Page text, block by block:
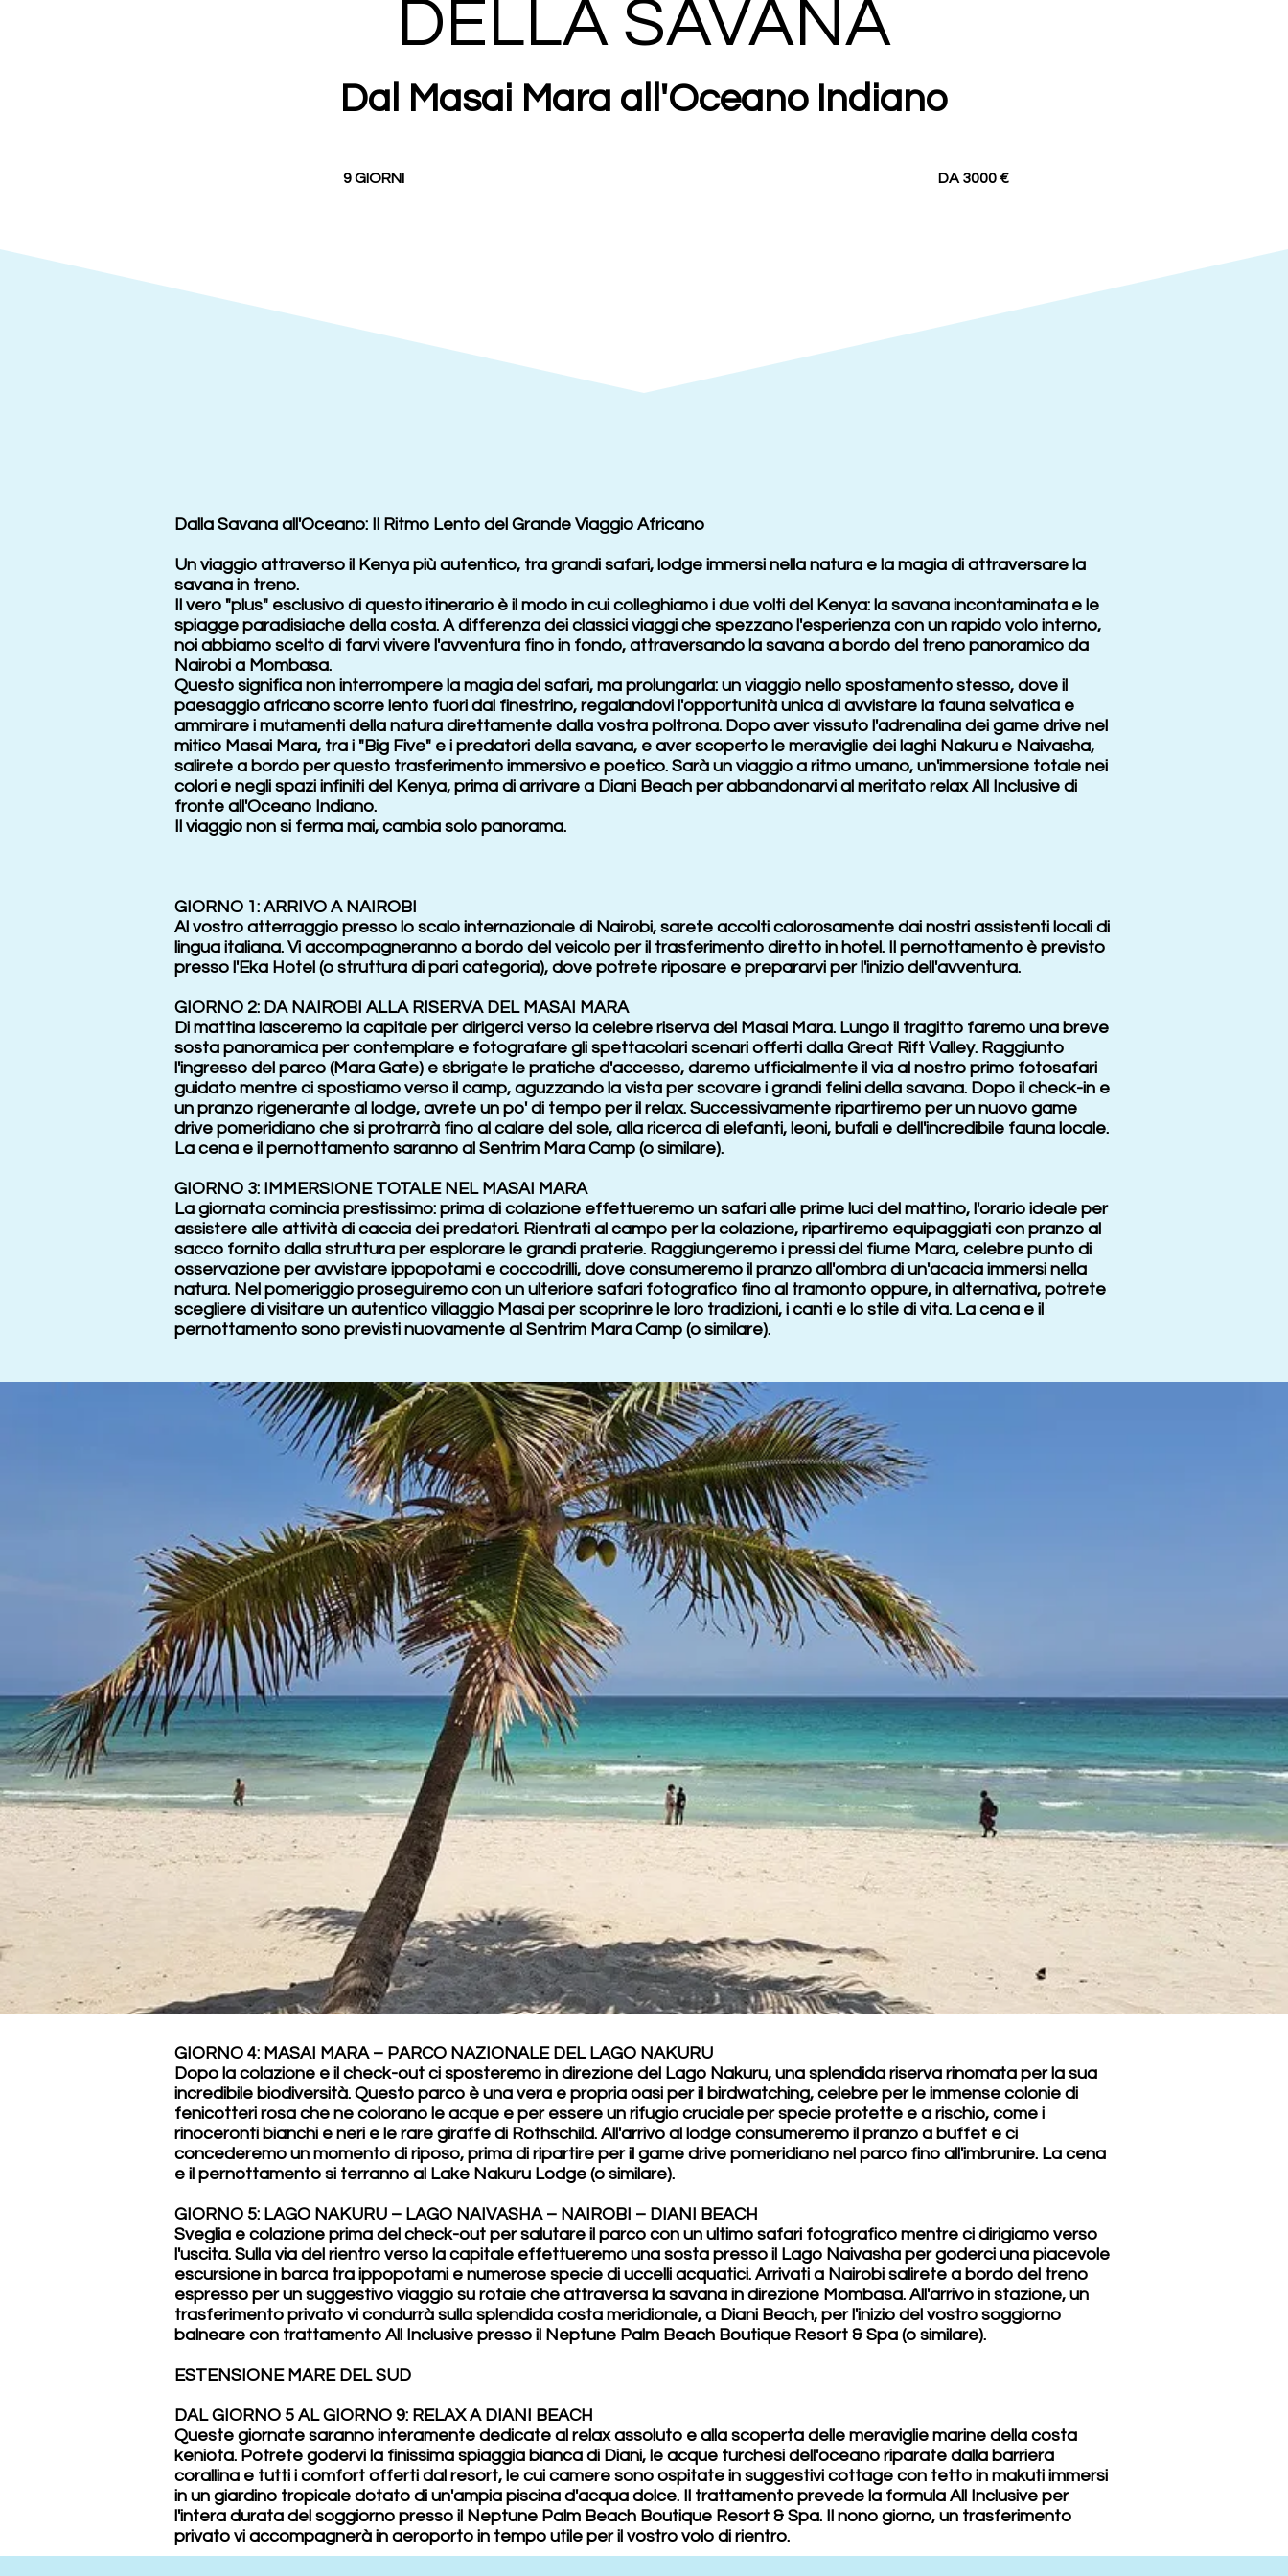
DELLA SAVANA
Dal Masai Mara all'Oceano Indiano
9 GIORNI DA 3000 €
Dalla Savana all'Oceano: Il Ritmo Lento del Grande Viaggio Africano
Un viaggio attraverso il Kenya più autentico, tra grandi safari, lodge immersi nella natura e la magia di attraversare la
savana in treno.
Il vero "plus" esclusivo di questo itinerario è il modo in cui colleghiamo i due volti del Kenya: la savana incontaminata e le
spiagge paradisiache della costa. A differenza dei classici viaggi che spezzano l'esperienza con un rapido volo interno,
noi abbiamo scelto di farvi vivere l'avventura fino in fondo, attraversando la savana a bordo del treno panoramico da
Nairobi a Mombasa.
Questo significa non interrompere la magia del safari, ma prolungarla: un viaggio nello spostamento stesso, dove il
paesaggio africano scorre lento fuori dal finestrino, regalandovi l'opportunità unica di avvistare la fauna selvatica e
ammirare i mutamenti della natura direttamente dalla vostra poltrona. Dopo aver vissuto l'adrenalina dei game drive nel
mitico Masai Mara, tra i "Big Five" e i predatori della savana, e aver scoperto le meraviglie dei laghi Nakuru e Naivasha,
salirete a bordo per questo trasferimento immersivo e poetico. Sarà un viaggio a ritmo umano, un'immersione totale nei
colori e negli spazi infiniti del Kenya, prima di arrivare a Diani Beach per abbandonarvi al meritato relax All Inclusive di
fronte all'Oceano Indiano.
Il viaggio non si ferma mai, cambia solo panorama.
GIORNO 1: ARRIVO A NAIROBI
Al vostro atterraggio presso lo scalo internazionale di Nairobi, sarete accolti calorosamente dai nostri assistenti locali di
lingua italiana. Vi accompagneranno a bordo del veicolo per il trasferimento diretto in hotel. Il pernottamento è previsto
presso l'Eka Hotel (o struttura di pari categoria), dove potrete riposare e prepararvi per l'inizio dell'avventura.
GIORNO 2: DA NAIROBI ALLA RISERVA DEL MASAI MARA
Di mattina lasceremo la capitale per dirigerci verso la celebre riserva del Masai Mara. Lungo il tragitto faremo una breve
sosta panoramica per contemplare e fotografare gli spettacolari scenari offerti dalla Great Rift Valley. Raggiunto
l'ingresso del parco (Mara Gate) e sbrigate le pratiche d'accesso, daremo ufficialmente il via al nostro primo fotosafari
guidato mentre ci spostiamo verso il camp, aguzzando la vista per scovare i grandi felini della savana. Dopo il check-in e
un pranzo rigenerante al lodge, avrete un po' di tempo per il relax. Successivamente ripartiremo per un nuovo game
drive pomeridiano che si protrarrà fino al calare del sole, alla ricerca di elefanti, leoni, bufali e dell'incredibile fauna locale.
La cena e il pernottamento saranno al Sentrim Mara Camp (o similare).
GIORNO 3: IMMERSIONE TOTALE NEL MASAI MARA
La giornata comincia prestissimo: prima di colazione effettueremo un safari alle prime luci del mattino, l'orario ideale per
assistere alle attività di caccia dei predatori. Rientrati al campo per la colazione, ripartiremo equipaggiati con pranzo al
sacco fornito dalla struttura per esplorare le grandi praterie. Raggiungeremo i pressi del fiume Mara, celebre punto di
osservazione per avvistare ippopotami e coccodrilli, dove consumeremo il pranzo all'ombra di un'acacia immersi nella
natura. Nel pomeriggio proseguiremo con un ulteriore safari fotografico fino al tramonto oppure, in alternativa, potrete
scegliere di visitare un autentico villaggio Masai per scoprinre le loro tradizioni, i canti e lo stile di vita. La cena e il
pernottamento sono previsti nuovamente al Sentrim Mara Camp (o similare).
GIORNO 4: MASAI MARA – PARCO NAZIONALE DEL LAGO NAKURU
Dopo la colazione e il check-out ci sposteremo in direzione del Lago Nakuru, una splendida riserva rinomata per la sua
incredibile biodiversità. Questo parco è una vera e propria oasi per il birdwatching, celebre per le immense colonie di
fenicotteri rosa che ne colorano le acque e per essere un rifugio cruciale per specie protette e a rischio, come i
rinoceronti bianchi e neri e le rare giraffe di Rothschild. All'arrivo al lodge consumeremo il pranzo a buffet e ci
concederemo un momento di riposo, prima di ripartire per il game drive pomeridiano nel parco fino all'imbrunire. La cena
e il pernottamento si terranno al Lake Nakuru Lodge (o similare).
GIORNO 5: LAGO NAKURU – LAGO NAIVASHA – NAIROBI – DIANI BEACH
Sveglia e colazione prima del check-out per salutare il parco con un ultimo safari fotografico mentre ci dirigiamo verso
l'uscita. Sulla via del rientro verso la capitale effettueremo una sosta presso il Lago Naivasha per goderci una piacevole
escursione in barca tra ippopotami e numerose specie di uccelli acquatici. Arrivati a Nairobi salirete a bordo del treno
espresso per un suggestivo viaggio su rotaie che attraversa la savana in direzione Mombasa. All'arrivo in stazione, un
trasferimento privato vi condurrà sulla splendida costa meridionale, a Diani Beach, per l'inizio del vostro soggiorno
balneare con trattamento All Inclusive presso il Neptune Palm Beach Boutique Resort & Spa (o similare).
ESTENSIONE MARE DEL SUD
DAL GIORNO 5 AL GIORNO 9: RELAX A DIANI BEACH
Queste giornate saranno interamente dedicate al relax assoluto e alla scoperta delle meraviglie marine della costa
keniota. Potrete godervi la finissima spiaggia bianca di Diani, le acque turchesi dell'oceano riparate dalla barriera
corallina e tutti i comfort offerti dal resort, le cui camere sono ospitate in suggestivi cottage con tetto in makuti immersi
in un giardino tropicale dotato di un'ampia piscina d'acqua dolce. Il trattamento prevede la formula All Inclusive per
l'intera durata del soggiorno presso il Neptune Palm Beach Boutique Resort & Spa. Il nono giorno, un trasferimento
privato vi accompagnerà in aeroporto in tempo utile per il vostro volo di rientro.